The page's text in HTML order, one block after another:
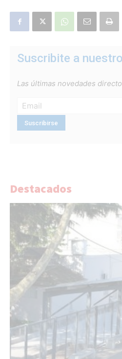
Suscribite a
Las últimas novedades
Destacados